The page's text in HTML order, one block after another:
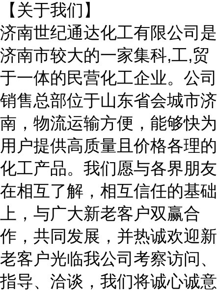
【关于我们】
济南世纪通达化工有限公司是
济南市较大的一家集科,工,贸
于一体的民营化工企业。公司
销售总部位于山东省会城市济
南，物流运输方便，能够快为
用户提供高质量且价格各理的
化工产品。我们愿与各界朋友
在相互了解，相互信任的基础
上，与广大新老客户双赢合
作，共同发展 ， 并热诚欢迎新
老客户光临我公司考察访问、
指导、洽谈，我们将诚心诚意